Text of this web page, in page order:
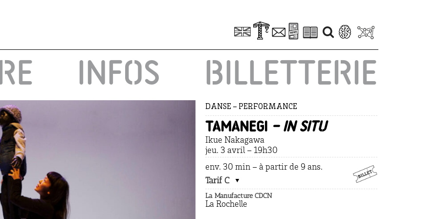
INFOS BILLETTERIE
DANSE – PERFORMANCE
Tamanegi – in situ
Ikue Nakagawa
jeu. 3 avril – 19h30
env. 30 min – à partir de 9 ans.
Tarif C
La Manufacture CDCN
La Rochelle